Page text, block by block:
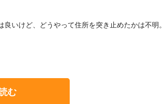
いけど、どうやって住所を突き止めたかは不明。
む